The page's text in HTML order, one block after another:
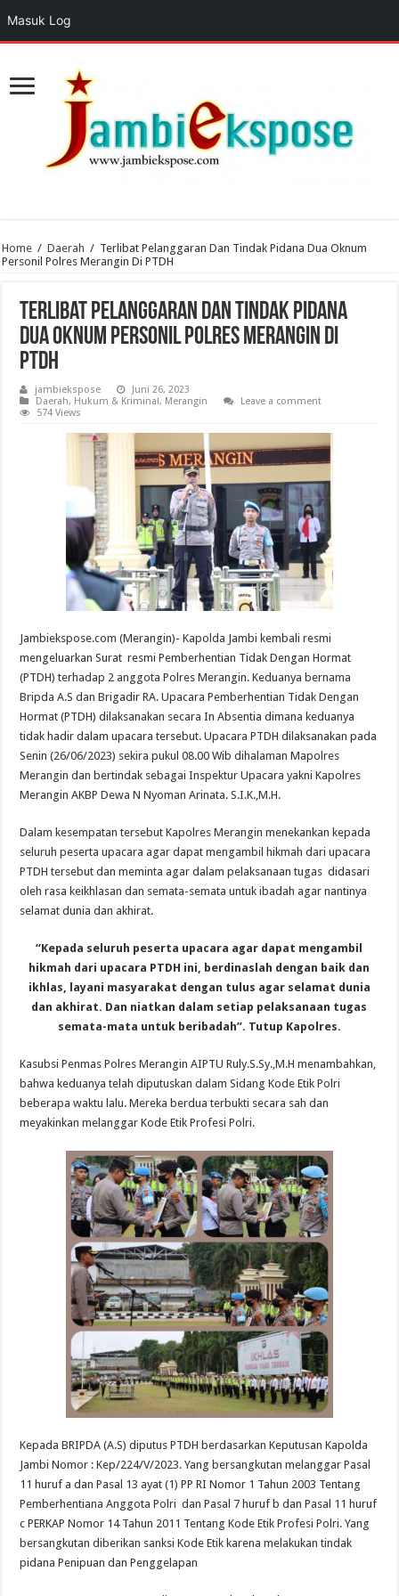
Home / Daerah / Terlibat Pelanggaran Dan Tindak Pidana Dua Oknum
Personil Polres Merangin Di PTDH
Terlibat Pelanggaran Dan Tindak Pidana
Dua Oknum Personil Polres Merangin Di
PTDH
jambiekspose
Juni 26, 2023
Daerah, Hukum & Kriminal, Merangin
Leave a comment
574 Views
Jambiekspose.com (Merangin)- Kapolda Jambi kembali resmi
mengeluarkan Surat resmi Pemberhentian Tidak Dengan Hormat
(PTDH) terhadap 2 anggota Polres Merangin. Keduanya bernama
Bripda A.S dan Brigadir RA. Upacara Pemberhentian Tidak Dengan
Hormat (PTDH) dilaksanakan secara In Absentia dimana keduanya
tidak hadir dalam upacara tersebut. Upacara PTDH dilaksanakan pada
Senin (26/06/2023) sekira pukul 08.00 Wib dihalaman Mapolres
Merangin dan bertindak sebagai Inspektur Upacara yakni Kapolres
Merangin AKBP Dewa N Nyoman Arinata. S.I.K.,M.H.
Dalam kesempatan tersebut Kapolres Merangin menekankan kepada
seluruh peserta upacara agar dapat mengambil hikmah dari upacara
PTDH tersebut dan meminta agar dalam pelaksanaan tugas didasari
oleh rasa keikhlasan dan semata-semata untuk ibadah agar nantinya
selamat dunia dan akhirat.
“Kepada seluruh peserta upacara agar dapat mengambil
hikmah dari upacara PTDH ini, berdinaslah dengan baik dan
ikhlas, layani masyarakat dengan tulus agar selamat dunia
dan akhirat. Dan niatkan dalam setiap pelaksanaan tugas
semata-mata untuk beribadah”. Tutup Kapolres.
Kasubsi Penmas Polres Merangin AIPTU Ruly.S.Sy.,M.H menambahkan,
bahwa keduanya telah diputuskan dalam Sidang Kode Etik Polri
beberapa waktu lalu. Mereka berdua terbukti secara sah dan
meyakinkan melanggar Kode Etik Profesi Polri.
Kepada BRIPDA (A.S) diputus PTDH berdasarkan Keputusan Kapolda
Jambi Nomor : Kep/224/V/2023. Yang bersangkutan melanggar Pasal
11 huruf a dan Pasal 13 ayat (1) PP RI Nomor 1 Tahun 2003 Tentang
Pemberhentiana Anggota Polri dan Pasal 7 huruf b dan Pasal 11 huruf
c PERKAP Nomor 14 Tahun 2011 Tentang Kode Etik Profesi Polri. Yang
bersangkutan diberikan sanksi Kode Etik karena melakukan tindak
pidana Penipuan dan Penggelapan
Masuk Log